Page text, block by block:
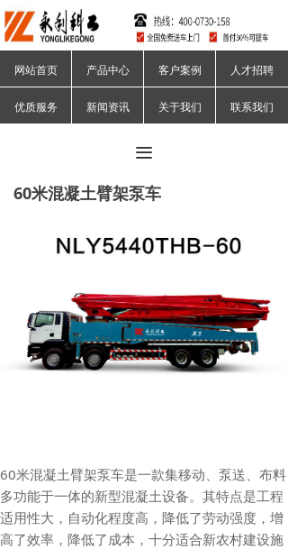
网站首页 产品中心 客户案例 人才招聘
优质服务 新闻资讯 关于我们 联系我们
60米混凝土臂架泵车
끀
60米混凝土臂架泵车是一款集移动、泵送、布料
多功能于一体的新型混凝土设备。其特点是工程
适用性大，自动化程度高，降低了劳动强度，增
高了效率，降低了成本，十分适合新农村建设施